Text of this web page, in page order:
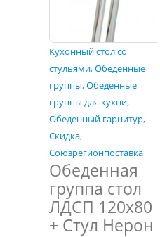
Кухонный стол со
стульями,Обеденные
группы,Обеденные
группы для кухни,
Обеденный гарнитур,
Скидка,
Союзрегионпоставка
Обеденная
группа стол
ЛДСП 120х80
+ Стул Нерон